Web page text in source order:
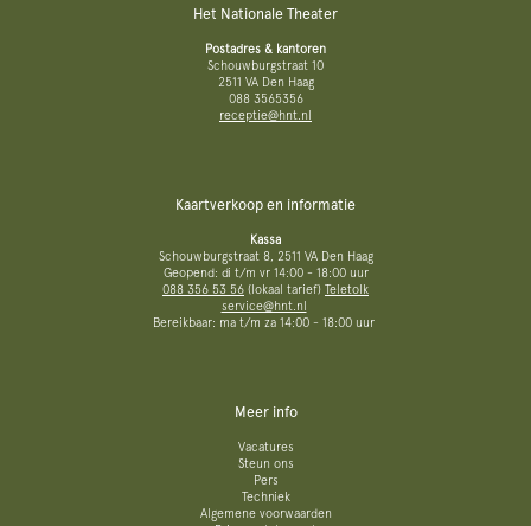
Het Nationale Theater
Postadres & kantoren
Schouwburgstraat 10
2511 VA Den Haag
088 3565356
receptie@hnt.nl
Kaartverkoop en informatie
Kassa
Schouwburgstraat 8, 2511 VA Den Haag
Geopend: di t/m vr 14:00 - 18:00 uur
088 356 53 56 (lokaal tarief) Teletolk
service@hnt.nl
Bereikbaar: ma t/m za 14:00 - 18:00 uur
Meer info
Vacatures
Steun ons
Pers
Techniek
Algemene voorwaarden